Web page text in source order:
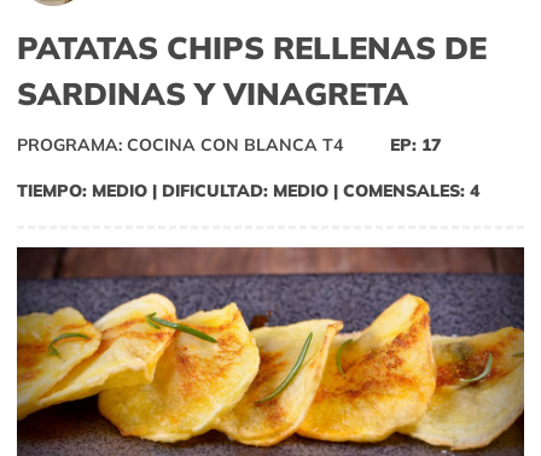
PATATAS CHIPS RELLENAS DE
SARDINAS Y VINAGRETA
PROGRAMA: COCINA CON BLANCA T4 EP: 17
TIEMPO: MEDIO | DIFICULTAD: MEDIO | COMENSALES: 4